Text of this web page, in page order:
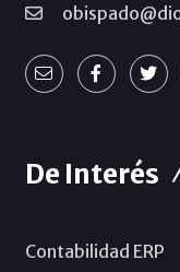
De Interés
Contabilidad ERP